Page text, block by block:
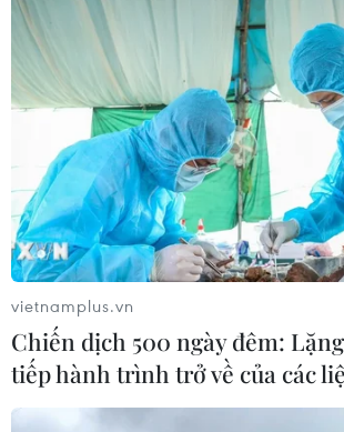
vietnamplus.vn
Chiến dịch 500 ngày đêm:
tiếp hành trình trở về của các